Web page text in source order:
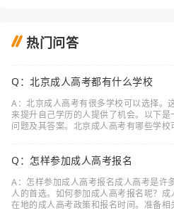
热门问答
Q：北京成人高考都有什么学校
A：北京成人高考有很多学校可以选择。
来提升自己学历的人提供了机会。以下
问题及其答案。北京成人高考有哪些学校
Q：怎样参加成人高考报名
A：怎样参加成人高考报名成人高考是许
人的首选。如何参加成人高考报名呢？
在地的成人高考政策和报名时间。准备相